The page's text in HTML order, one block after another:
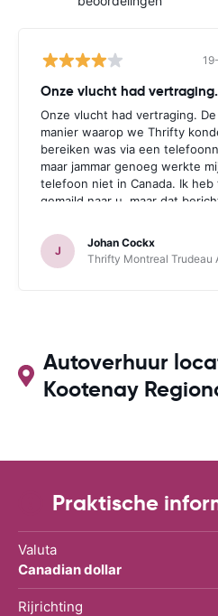
Onze vlucht had
Onze vlucht had vertraging.
manier waarop we Thrifty
bereiken was via een
maar jammar genoeg werkte
telefoon niet in Canada. Ik heb
gemaild naar u, maar dat
Deze opmerking geldt zowel
Thrifte als voor u: het zou fijn
op een andere manier contact te
J
Johan Cockx
Thrifty Montreal Trudeau
Autoverhuur
Kootenay
Praktische
Valuta
Canadian dollar
Rijrichting